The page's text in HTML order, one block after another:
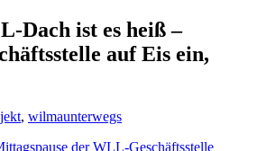
Dach ist es heiß –
auf Eis ein,
, wilmaunterwegs